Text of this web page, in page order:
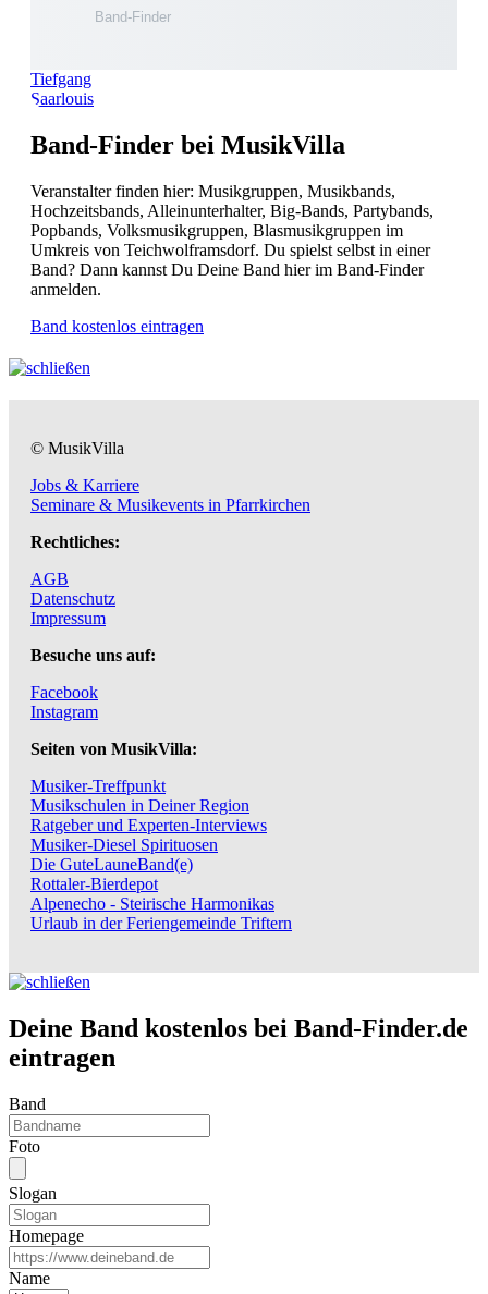
Tiefgang
Saarlouis
Band-Finder bei MusikVilla
Veranstalter finden hier: Musikgruppen, Musikbands,
Hochzeitsbands, Alleinunterhalter, Big-Bands, Partybands,
Popbands, Volksmusikgruppen, Blasmusikgruppen im
Umkreis von Teichwolframsdorf. Du spielst selbst in einer
Band? Dann kannst Du Deine Band hier im Band-Finder
anmelden.
Band kostenlos eintragen
© MusikVilla
Jobs & Karriere
Seminare & Musikevents in Pfarrkirchen
Rechtliches:
AGB
Datenschutz
Impressum
Besuche uns auf:
Facebook
Instagram
Seiten von MusikVilla:
Musiker-Treffpunkt
Musikschulen in Deiner Region
Ratgeber und Experten-Interviews
Musiker-Diesel Spirituosen
Die GuteLauneBand(e)
Rottaler-Bierdepot
Alpenecho - Steirische Harmonikas
Urlaub in der Feriengemeinde Triftern
Deine Band kostenlos bei Band-Finder.de
eintragen
Band
Foto
Slogan
Homepage
Name